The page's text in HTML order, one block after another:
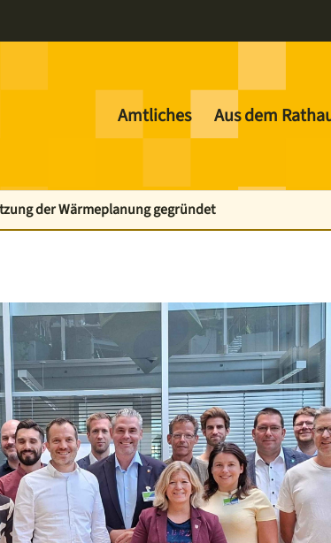
Amtliches Aus dem
der Wärmeplanung gegründet